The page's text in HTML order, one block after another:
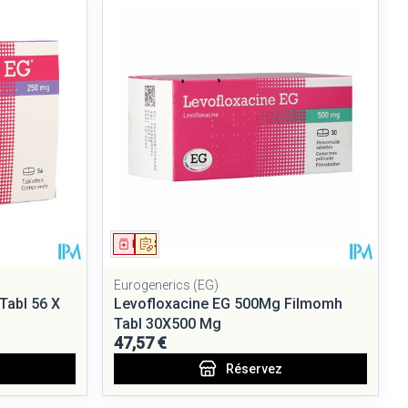
Afficher plus
insectes Senteur
CBD
56 X
Sur prescription
Médicament
Eurogenerics (EG)
Levofloxacine EG 500Mg Filmomh
Tabl 30X500 Mg
47,57 €
Réservez